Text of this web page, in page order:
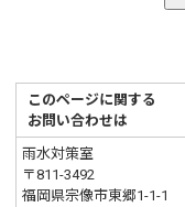
このページに関する
お問い合わせは
雨水対策室
〒811-3492
福岡県宗像市東郷1-1-1